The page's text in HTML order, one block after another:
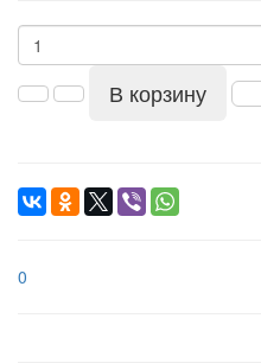
В корзину
0